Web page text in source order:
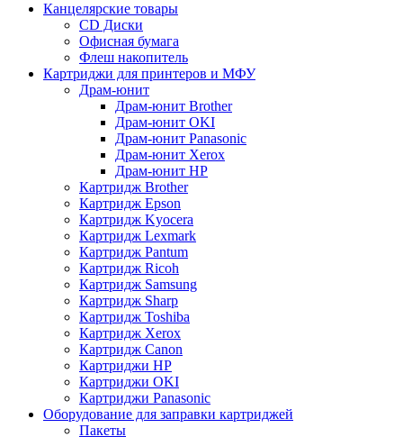
Канцелярские товары
CD Диски
Офисная бумага
Флеш накопитель
Картриджи для принтеров и МФУ
Драм-юнит
Драм-юнит Brother
Драм-юнит OKI
Драм-юнит Panasonic
Драм-юнит Xerox
Драм-юнит НР
Картридж Brother
Картридж Epson
Картридж Kyocera
Картридж Lexmark
Картридж Pantum
Картридж Ricoh
Картридж Samsung
Картридж Sharp
Картридж Toshiba
Картридж Xerox
Картридж Сanon
Картриджи HP
Картриджи OKI
Картриджи Panasonic
Оборудование для заправки картриджей
Пакеты